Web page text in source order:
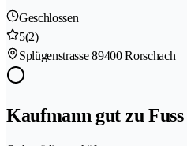
Geschlossen
5(2)
Splügenstrasse 89400 Rorschach
Kaufmann gut zu Fuss